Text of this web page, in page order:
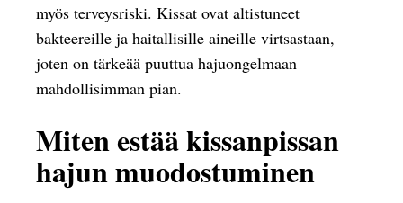
myös terveysriski. Kissat ovat altistuneet
bakteereille ja haitallisille aineille virtsastaan,
joten on tärkeää puuttua hajuongelmaan
mahdollisimman pian.
Miten estää kissanpissan
hajun muodostuminen